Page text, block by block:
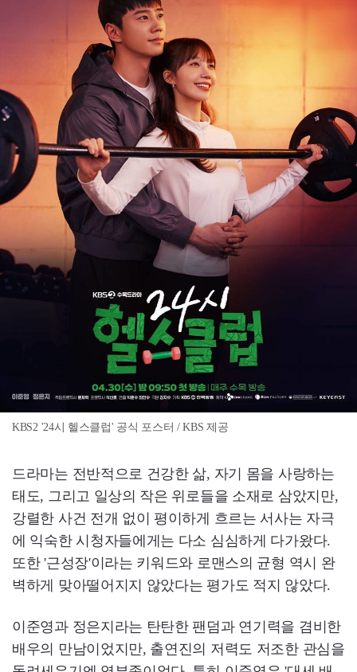
KBS2 '24시 헬스클럽' 공식 포스터 / KBS 제공
드라마는 전반적으로 건강한 삶, 자기 몸을 사랑하는
태도, 그리고 일상의 작은 위로들을 소재로 삼았지만,
강렬한 사건 전개 없이 평이하게 흐르는 서사는 자극
에 익숙한 시청자들에게는 다소 심심하게 다가왔다.
또한 '근성장'이라는 키워드와 로맨스의 균형 역시 완
벽하게 맞아떨어지지 않았다는 평가도 적지 않았다.
이준영과 정은지라는 탄탄한 팬덤과 연기력을 겸비한
배우의 만남이었지만, 출연진의 저력도 저조한 관심을